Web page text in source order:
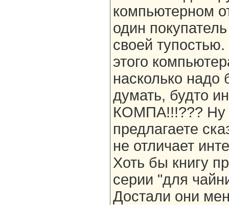
компьютерном
один
своей
этого
насколько надо
думать, будто
КОМПА!!!??? Ну
предлагаете
не отличает
Хоть бы книгу
серии "для
Достали они